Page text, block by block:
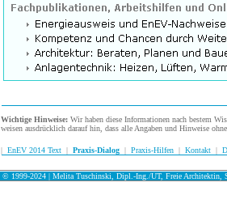
Wichtige Hinweise: Wir haben diese Informationen nach bestem
weisen ausdrücklich darauf hin, dass alle Angaben und Hinweise
| EnEV 2014 Text | Praxis-Dialog | Praxis-Hilfen | Kontakt |
© 1999-2024 | Melita Tuschinski, Dipl.-Ing./UT, Freie Architektin,